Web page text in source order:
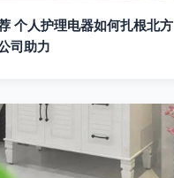
个人护理电器如何扎根北方
司助力